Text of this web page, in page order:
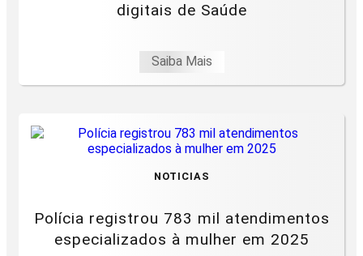
digitais de Saúde
Saiba Mais
NOTICIAS
Polícia registrou 783 mil atendimentos
especializados à mulher em 2025